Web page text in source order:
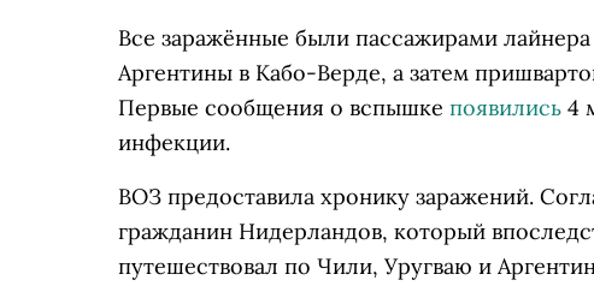
Все заражённые были пассажирами
Аргентины в Кабо-Верде, а затем
Первые сообщения о вспышке появились 4
инфекции.
ВОЗ предоставила хронику заражений.
гражданин Нидерландов, который
путешествовал по Чили, Уругваю и